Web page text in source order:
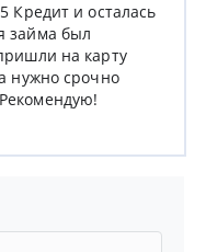
Кредит и осталась
займа был
на карту
нужно срочно